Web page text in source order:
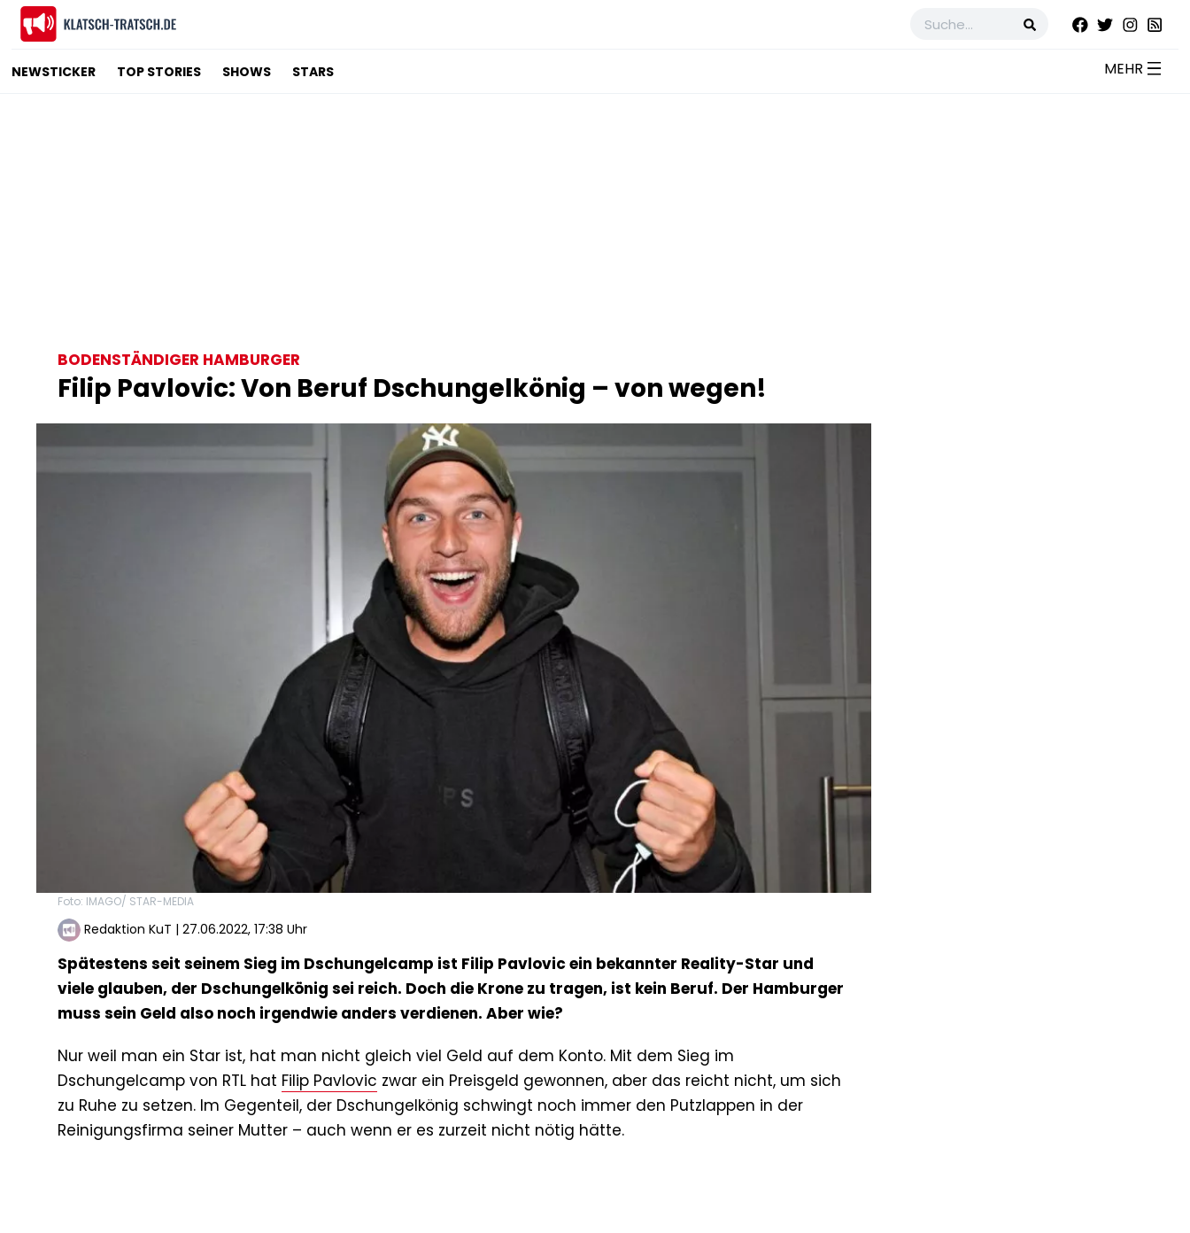
NEWSTICKER TOP STORIES SHOWS STARS
BODENSTÄNDIGER HAMBURGER
Filip Pavlovic: Von Beruf Dschungelkönig – von wegen!
Foto: IMAGO/ STAR-MEDIA
Redaktion KuT | 27.06.2022, 17:38 Uhr
Spätestens seit seinem Sieg im Dschungelcamp ist Filip Pavlovic ein bekannter Reality-Star und
viele glauben, der Dschungelkönig sei reich. Doch die Krone zu tragen, ist kein Beruf. Der Hamburger
muss sein Geld also noch irgendwie anders verdienen. Aber wie?
Nur weil man ein Star ist, hat man nicht gleich viel Geld auf dem Konto. Mit dem Sieg im
Dschungelcamp von RTL hat Filip Pavlovic zwar ein Preisgeld gewonnen, aber das reicht nicht, um sich
zu Ruhe zu setzen. Im Gegenteil, der Dschungelkönig schwingt noch immer den Putzlappen in der
Reinigungsfirma seiner Mutter – auch wenn er es zurzeit nicht nötig hätte.